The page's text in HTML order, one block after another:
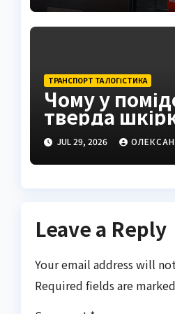
ТРАНСПОРТ ТА ЛОГІСТИКА
Чому у
тверда
виправити
JUL 29, 2026
Leave a Reply
Your email address will
Required fields are marked